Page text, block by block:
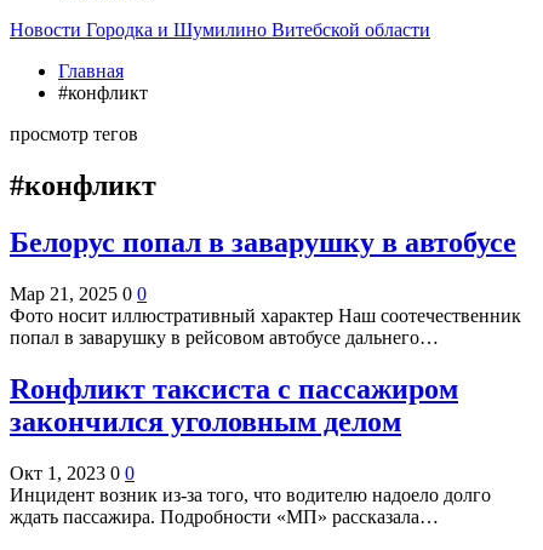
Новости Городка и Шумилино Витебской области
Главная
#конфликт
просмотр тегов
#конфликт
Белорус попал в заварушку в автобусе
Мар 21, 2025 0 0
Фото носит иллюстративный характер Наш соотечественник
попал в заварушку в рейсовом автобусе дальнего…
Rонфликт таксиста с пассажиром
закончился уголовным делом
Окт 1, 2023 0 0
Инцидент возник из-за того, что водителю надоело долго
ждать пассажира. Подробности «МП» рассказала…